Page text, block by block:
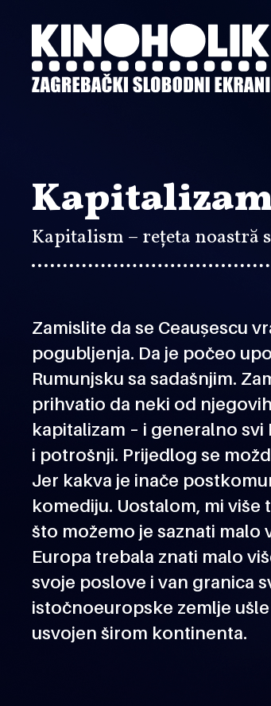
sadržaj
Kapitalism – rețeta noastră
Zamislite da se Ceaușescu
pogubljenja. Da je počeo
Rumunjsku sa sadašnjim.
prihvatio da neki od
kapitalizam – i generalno svi
i potrošnji. Prijedlog se
Jer kakva je inače
komediju. Uostalom, mi
što možemo je saznati malo
Europa trebala znati malo
svoje poslove i van granica
istočnoeuropske zemlje
usvojen širom kontinenta.